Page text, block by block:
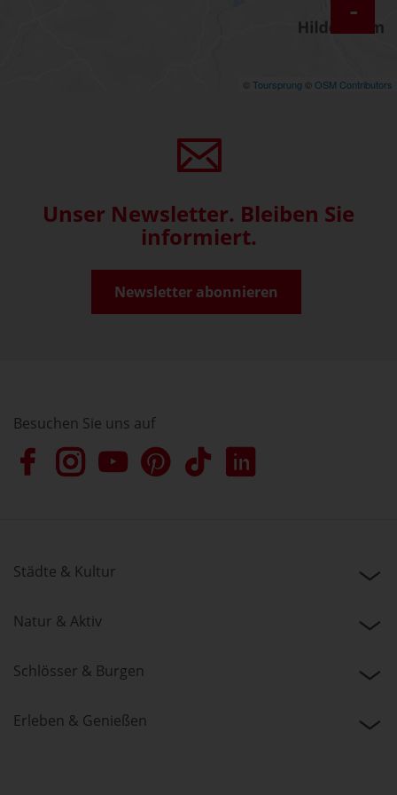
-
© Toursprung © OSM Contributors
Unser Newsletter. Bleiben Sie
informiert.
Newsletter abonnieren
Besuchen Sie uns auf
Städte & Kultur
Natur & Aktiv
Schlösser & Burgen
Erleben & Genießen